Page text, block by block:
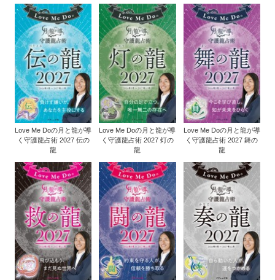
Love Me Doの月と龍が導
く守護龍占術 2027 伝の
龍
Love Me Doの月と龍が導
く守護龍占術 2027 灯の
龍
Love Me Doの月と龍が導
く守護龍占術 2027 舞の
龍